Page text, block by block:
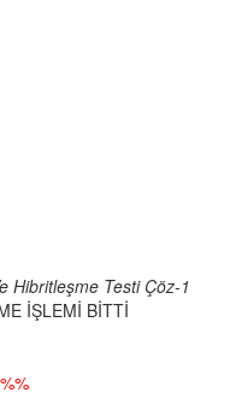
Hibritleşme Testi Çöz-1
İŞLEMİ BİTTİ